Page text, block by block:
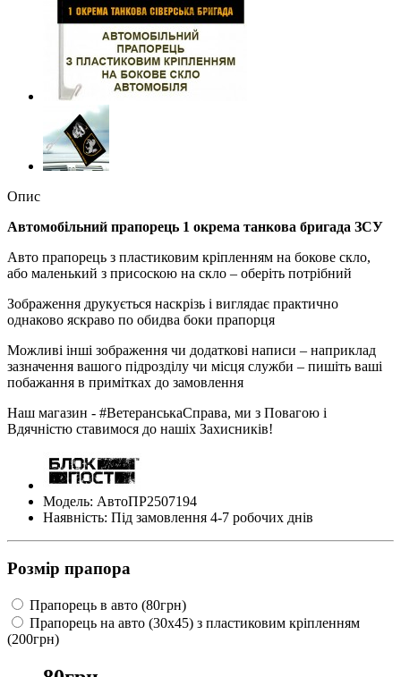
Опис
Автомобільний прапорець 1 окрема танкова бригада ЗСУ
Авто прапорець з пластиковим кріпленням на бокове скло,
або маленький з присоскою на скло – оберіть потрібний
Зображення друкується наскрізь і виглядає практично
однаково яскраво по обидва боки прапорця
Можливі інші зображення чи додаткові написи – наприклад
зазначення вашого підрозділу чи місця служби – пишіть ваші
побажання в примітках до замовлення
Наш магазин - #ВетеранськаСправа, ми з Повагою і
Вдячністю ставимося до нашіх Захисників!
Модель: АвтоПР2507194
Наявність: Під замовлення 4-7 робочих днів
Розмір прапора
Прапорець в авто (80грн)
Прапорець на авто (30х45) з пластиковим кріпленням
(200грн)